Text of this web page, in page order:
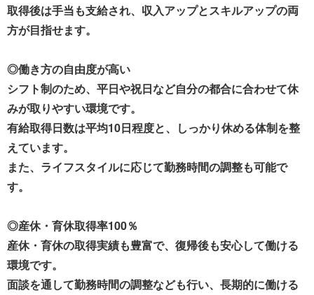
取得後は手当も支給され、収入アップとスキルアップの両
方が目指せます。
◎働き方の自由度が高い
シフト制のため、平日や祝日など自分の都合に合わせて休
みが取りやすい環境です。
有給取得日数は平均10日程度と、しっかり休める体制を整
えています。
また、ライフスタイルに応じて勤務時間の調整も可能で
す。
◎産休・育休取得率100％
産休・育休の取得実績も豊富で、復帰後も安心して働ける
環境です。
面談を通して勤務時間の調整なども行い、長期的に働ける